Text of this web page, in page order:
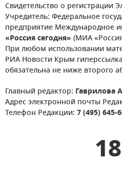
Свидетельство о регистрации
Учредитель: Федеральное
предприятие Международное
«Россия сегодня» (МИА
При любом использовании
РИА Новости Крым
обязательна не ниже второго
Главный редактор: Гаврилова
Адрес электронной почты
Телефон Редакции: 7 (495) 645-